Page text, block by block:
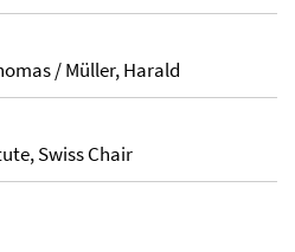
/ Müller, Harald
Swiss Chair